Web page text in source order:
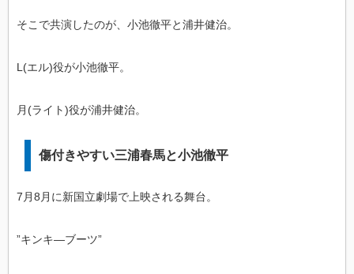
そこで共演したのが、小池徹平と浦井健治。
L(エル)役が小池徹平。
月(ライト)役が浦井健治。
傷付きやすい三浦春馬と小池徹平
7月8月に新国立劇場で上映される舞台。
”キンキ―ブーツ”